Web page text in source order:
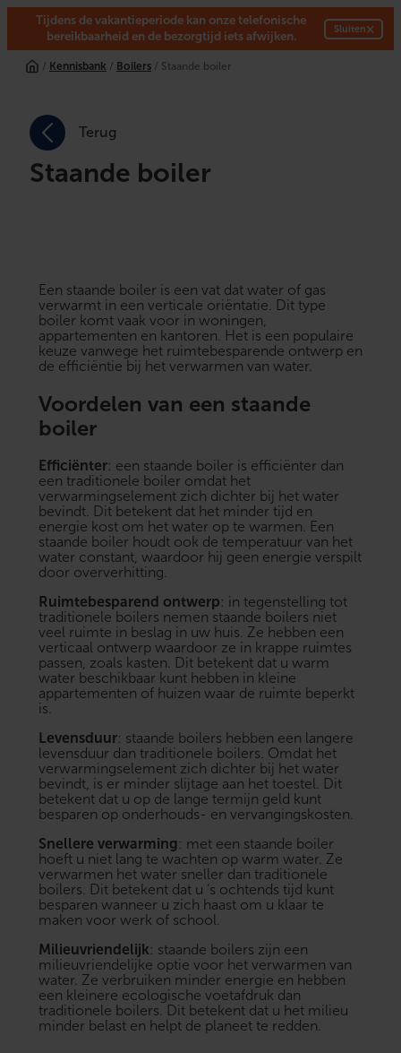
Tijdens de vakantieperiode kan onze telefonische
bereikbaarheid en de bezorgtijd iets afwijken.
Sluiten×
/ Kennisbank / Boilers / Staande boiler
Terug
Staande boiler
Een staande boiler is een vat dat water of gas
verwarmt in een verticale oriëntatie. Dit type
boiler komt vaak voor in woningen,
appartementen en kantoren. Het is een populaire
keuze vanwege het ruimtebesparende ontwerp en
de efficiëntie bij het verwarmen van water.
Voordelen van een staande
boiler
Efficiënter: een staande boiler is efficiënter dan
een traditionele boiler omdat het
verwarmingselement zich dichter bij het water
bevindt. Dit betekent dat het minder tijd en
energie kost om het water op te warmen. Een
staande boiler houdt ook de temperatuur van het
water constant, waardoor hij geen energie verspilt
door oververhitting.
Ruimtebesparend ontwerp: in tegenstelling tot
traditionele boilers nemen staande boilers niet
veel ruimte in beslag in uw huis. Ze hebben een
verticaal ontwerp waardoor ze in krappe ruimtes
passen, zoals kasten. Dit betekent dat u warm
water beschikbaar kunt hebben in kleine
appartementen of huizen waar de ruimte beperkt
is.
Levensduur: staande boilers hebben een langere
levensduur dan traditionele boilers. Omdat het
verwarmingselement zich dichter bij het water
bevindt, is er minder slijtage aan het toestel. Dit
betekent dat u op de lange termijn geld kunt
besparen op onderhouds- en vervangingskosten.
Snellere verwarming: met een staande boiler
hoeft u niet lang te wachten op warm water. Ze
verwarmen het water sneller dan traditionele
boilers. Dit betekent dat u ‘s ochtends tijd kunt
besparen wanneer u zich haast om u klaar te
maken voor werk of school.
Milieuvriendelijk: staande boilers zijn een
milieuvriendelijke optie voor het verwarmen van
water. Ze verbruiken minder energie en hebben
een kleinere ecologische voetafdruk dan
traditionele boilers. Dit betekent dat u het milieu
minder belast en helpt de planeet te redden.